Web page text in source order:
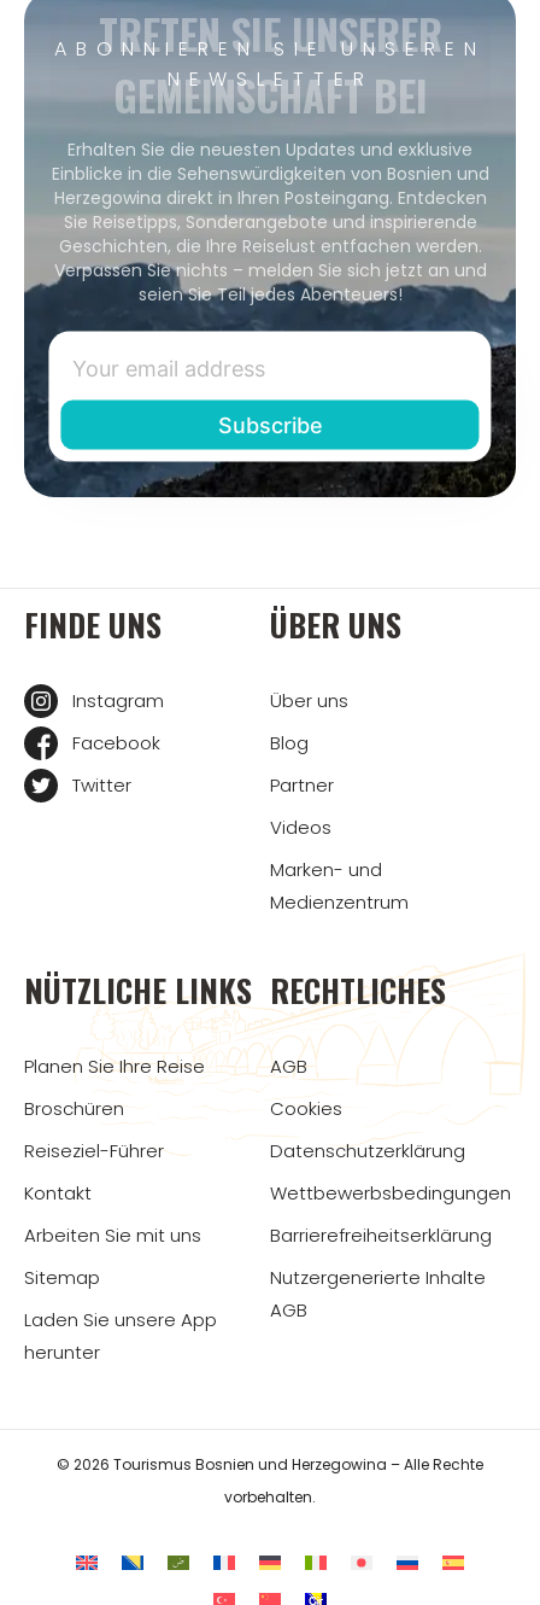
ABONNIEREN SIE UNSEREN
NEWSLETTER
TRETEN SIE UNSERER
GEMEINSCHAFT BEI
Erhalten Sie die neuesten Updates und exklusive
Einblicke in die Sehenswürdigkeiten von Bosnien und
Herzegowina direkt in Ihren Posteingang. Entdecken
Sie Reisetipps, Sonderangebote und inspirierende
Geschichten, die Ihre Reiselust entfachen werden.
Verpassen Sie nichts – melden Sie sich jetzt an und
seien Sie Teil jedes Abenteuers!
FINDE UNS
Instagram
Facebook
Twitter
ÜBER UNS
Über uns
Blog
Partner
Videos
Marken- und
Medienzentrum
NÜTZLICHE LINKS
Planen Sie Ihre Reise
Broschüren
Reiseziel-Führer
Kontakt
Arbeiten Sie mit uns
Sitemap
Laden Sie unsere App
herunter
RECHTLICHES
AGB
Cookies
Datenschutzerklärung
Wettbewerbsbedingungen
Barrierefreiheitserklärung
Nutzergenerierte Inhalte
AGB
© 2026 Tourismus Bosnien und Herzegowina – Alle Rechte
vorbehalten.